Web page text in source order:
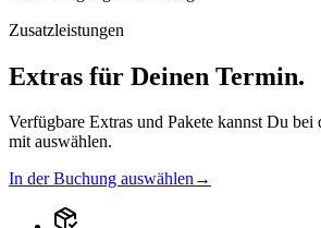
Zusatzleistungen
Extras für Deinen Termin.
Verfügbare Extras und Pakete kannst Du
mit auswählen.
In der Buchung auswählen→